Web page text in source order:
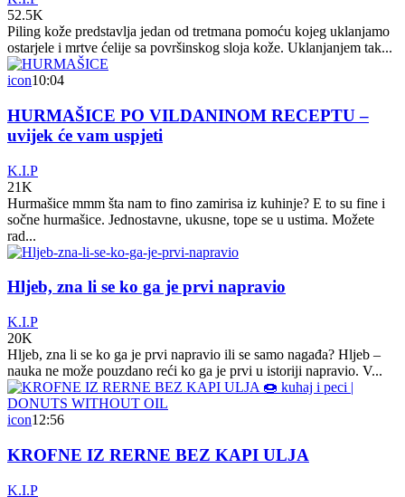
52.5K
Piling kože predstavlja jedan od tretmana pomoću kojeg uklanjamo
ostarjele i mrtve ćelije sa površinskog sloja kože. Uklanjanjem tak...
icon10:04
HURMAŠICE PO VILDANINOM RECEPTU –
uvijek će vam uspjeti
K.I.P
21K
Hurmašice mmm šta nam to fino zamirisa iz kuhinje? E to su fine i
sočne hurmašice. Jednostavne, ukusne, tope se u ustima. Možete
rad...
Hljeb, zna li se ko ga je prvi napravio
K.I.P
20K
Hljeb, zna li se ko ga je prvi napravio ili se samo nagađa? Hljeb –
nauka ne može pouzdano reći ko ga je prvi u istoriji napravio. V...
icon12:56
KROFNE IZ RERNE BEZ KAPI ULJA
K.I.P